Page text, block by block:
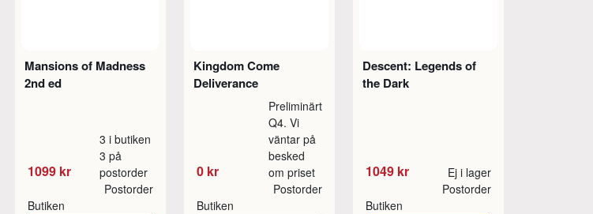
Mansions of Madness
2nd ed
1099 kr
3 i butiken
3 på
postorder
Butiken
Postorder
Kingdom Come
Deliverance
0 kr
Preliminärt
Q4. Vi
väntar på
besked
om priset
Butiken
Postorder
Descent: Legends of
the Dark
1049 kr Ej i lager
Butiken
Postorder